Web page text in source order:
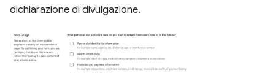
dichiarazione di divulgazione.